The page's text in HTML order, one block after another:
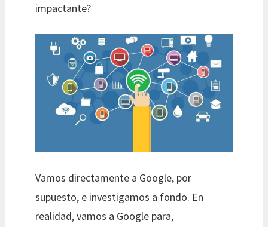
impactante?
Vamos directamente a Google, por
supuesto, e investigamos a fondo. En
realidad, vamos a Google para,